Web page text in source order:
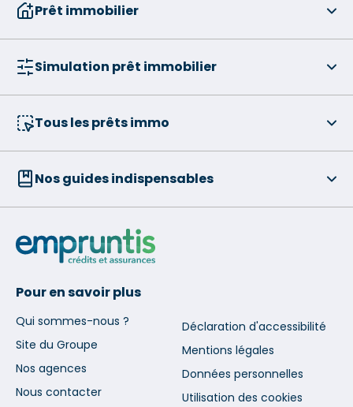
Prêt immobilier
Simulation prêt immobilier
Tous les prêts immo
Nos guides indispensables
Pour en savoir plus
Qui sommes-nous ?
Site du Groupe
Nos agences
Nous contacter
Déclaration d'accessibilité
Mentions légales
Données personnelles
Utilisation des cookies